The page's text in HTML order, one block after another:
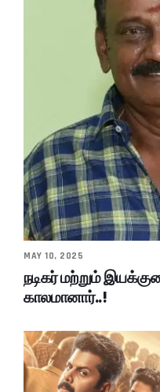
MAY 10, 2025
நடிகர் மற்றும்
காலமானார்..!